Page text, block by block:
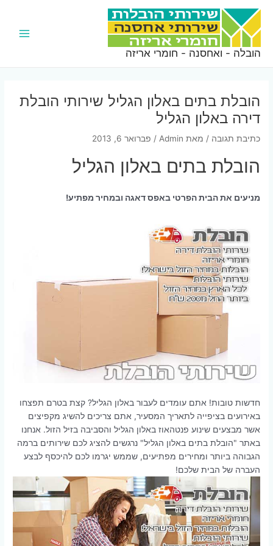
הובלה - ואחסנה - חומרי אריזה
הובלת בתים באלון הגליל שירותי הובלת
דירה באלון הגליל
כתיבת תגובה / מאת Admin
/ פברואר 6, 2013
הובלת בתים באלון הגליל
מניעים את הבית הפרטי באפס דאגה ובמחיר מפתיע!
חדשות טובות! אתם עומדים לעבור באלון הגליל? קצת בטרם תפצחו
באירועים בציפייה לתאריך המסעיר, אתם צריכים להשיג מקפיצים
אשר מבצעים שינוע פנטהאוז באלון הגליל והסביבה בזיל הזול. אנחנו
באתר "הובלת בתים באלון הגליל" נרגשים להציג לכם שירותים ברמה
הגבוהה ביותר ומחירים מפתיעים, שממש יגרמו לכם להיכסף לבצע
העברה של הבית שלכם!